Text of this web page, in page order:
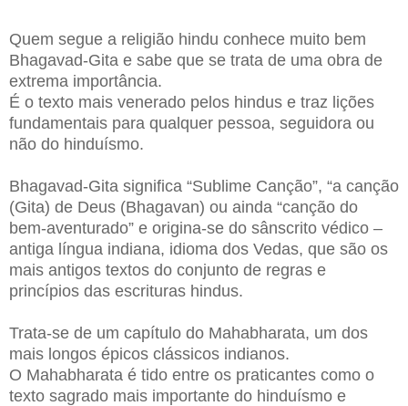
Quem segue a religião hindu conhece muito bem
Bhagavad-Gita e sabe que se trata de uma obra de
extrema importância.
É o texto mais venerado pelos hindus e traz lições
fundamentais para qualquer pessoa, seguidora ou
não do hinduísmo.
Bhagavad-Gita significa “Sublime Canção”, “a canção
(Gita) de Deus (Bhagavan) ou ainda “canção do
bem-aventurado” e origina-se do sânscrito védico –
antiga língua indiana, idioma dos Vedas, que são os
mais antigos textos do conjunto de regras e
princípios das escrituras hindus.
Trata-se de um capítulo do Mahabharata, um dos
mais longos épicos clássicos indianos.
O Mahabharata é tido entre os praticantes como o
texto sagrado mais importante do hinduísmo e